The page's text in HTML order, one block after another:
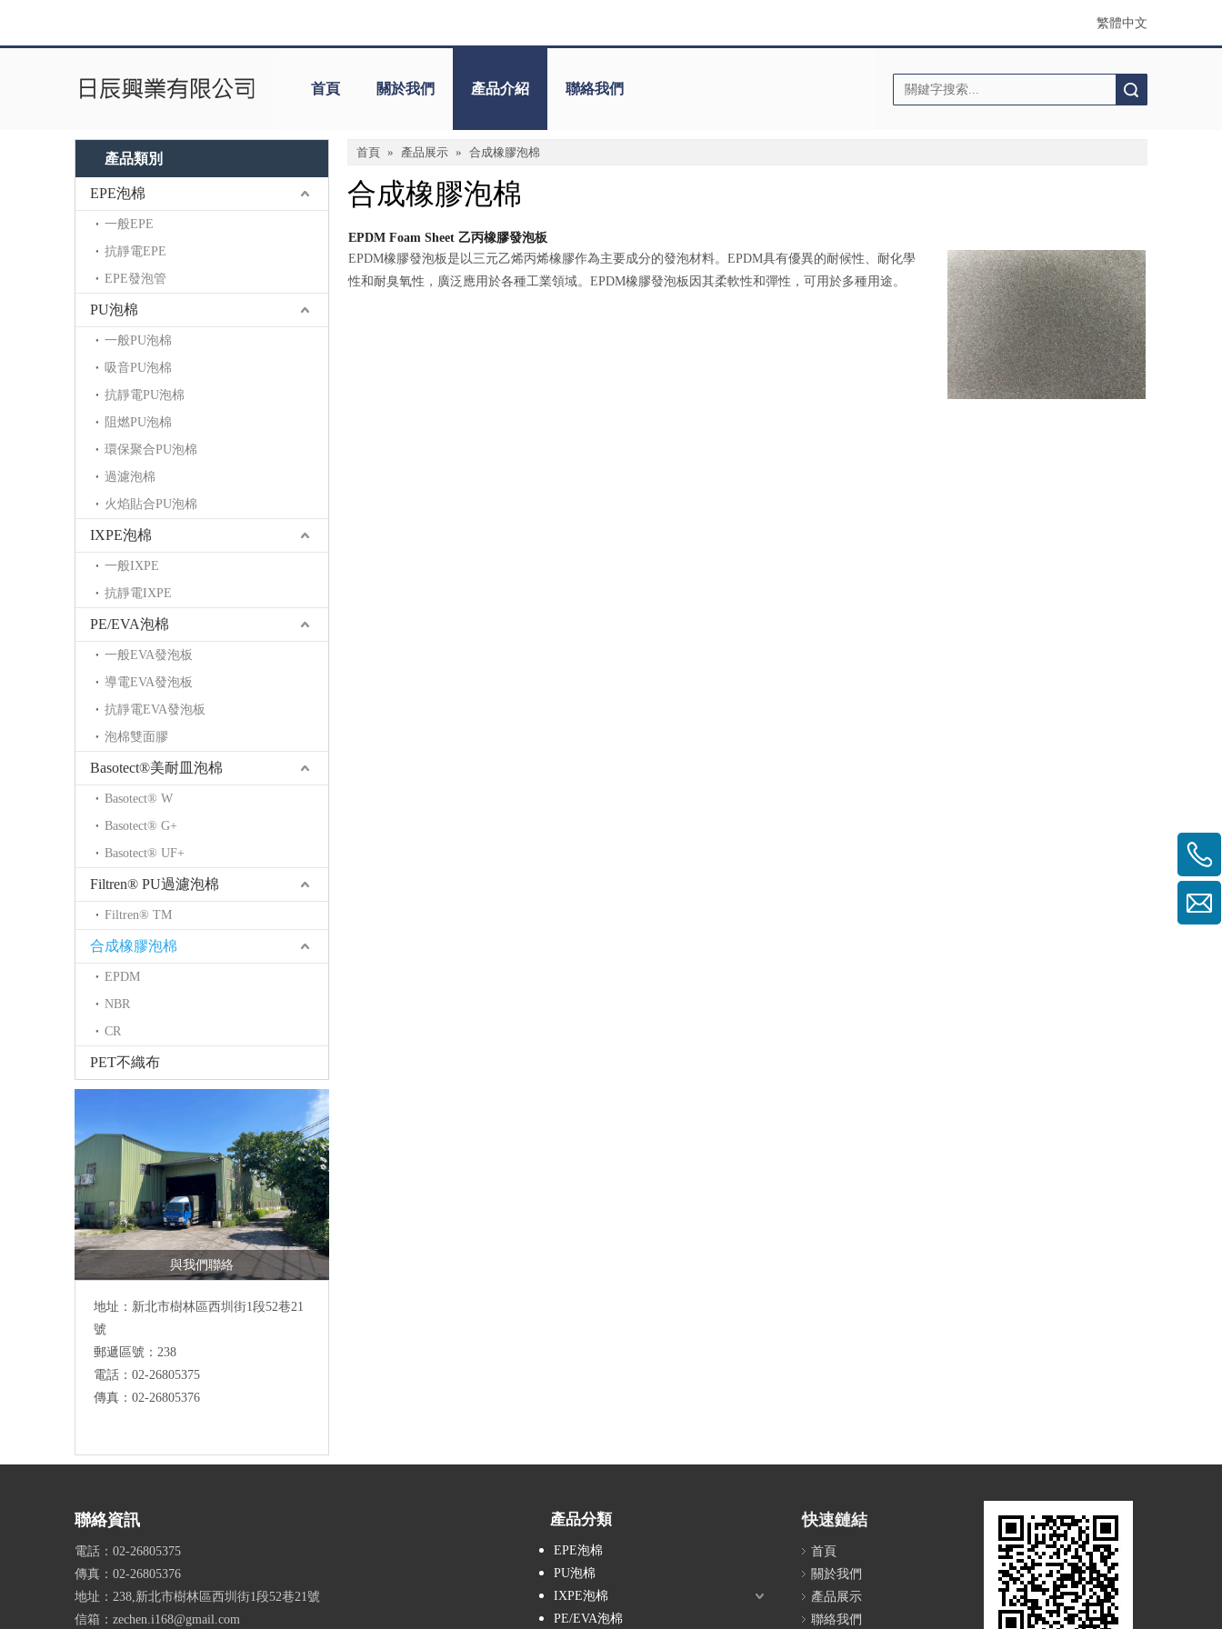
繁體中文
首頁 關於我們 產品介紹 聯絡我們
產品類別
EPE泡棉
一般EPE
抗靜電EPE
EPE發泡管
PU泡棉
一般PU泡棉
吸音PU泡棉
抗靜電PU泡棉
阻燃PU泡棉
環保聚合PU泡棉
過濾泡棉
火焰貼合PU泡棉
IXPE泡棉
一般IXPE
抗靜電IXPE
PE/EVA泡棉
一般EVA發泡板
導電EVA發泡板
抗靜電EVA發泡板
泡棉雙面膠
Basotect®美耐皿泡棉
Basotect® W
Basotect® G+
Basotect® UF+
Filtren® PU過濾泡棉
Filtren® TM
合成橡膠泡棉
EPDM
NBR
CR
PET不織布
與我們聯絡
地址： 新北市樹林區西圳街1段52巷21
號
郵遞區號：238
電話：02-26805375
傳真：02-26805376
首頁 » 產品展示 » 合成橡膠泡棉
合成橡膠泡棉
EPDM Foam Sheet 乙丙橡膠發泡板
​EPDM橡膠發泡板是以三元乙烯丙烯橡膠作為主要成分的發泡材料。EPDM具有優異的耐候性、耐化學
性和耐臭氧性，廣泛應用於各種工業領域。EPDM橡膠發泡板因其柔軟性和彈性，可用於多種用途。
聯絡資訊
電話：02-26805375
傳真：02-26805376
地址：238,新北市樹林區西圳街1段52巷21號
信箱：zechen.i168@gmail.com
產品分類
EPE泡棉
PU泡棉
IXPE泡棉
PE/EVA泡棉
快速鏈結
首頁
關於我們
產品展示
聯絡我們